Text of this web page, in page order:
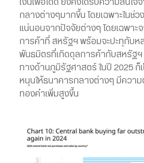
เงินเฟ้อได้ดี ยังคงได้รับความสนใจ
กลางต่างๆมากขึ้น โดยเฉพาะในช่ว
แน่นอนจากปัจจัยต่างๆ โดยเฉพาะ
การค้าที่ สหรัฐฯ พร้อมจะปะทุกับห
พันธมิตรที่เกิดดุลการค้ากับสหรัฐ
ทางด้านภูมิรัฐศาสตร์ ในปี 2025 ก็
หนุนให้ธนาคารกลางต่างๆ มีควา
ทองคำเพิ่มสูงขึ้น